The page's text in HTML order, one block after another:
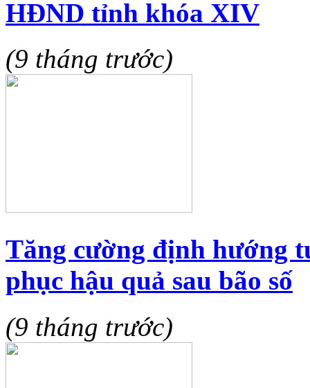
HĐND tỉnh khóa XIV
(9 tháng trước)
Tăng cường định hướng
phục hậu quả sau bão số
(9 tháng trước)